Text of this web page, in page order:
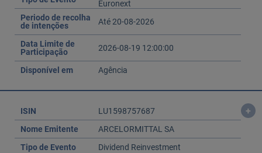
Euronext
Periodo de recolha
de intenções
Até 20-08-2026
Data Limite de
Participação
2026-08-19 12:00:00
Disponível em Agência
ISIN LU1598757687 +
Nome Emitente
ARCELORMITTAL SA
Tipo de Evento
Dividend Reinvestment